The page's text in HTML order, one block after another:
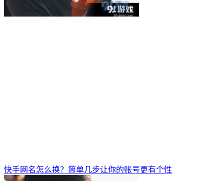
快手网名怎么换？简单几步让你的账号更有个性